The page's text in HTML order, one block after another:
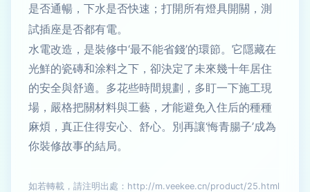
是否通暢，下水是否快速；打開所有燈具開關，測
試插座是否都有電。
水電改造，是裝修中‘最不能省錢’的環節。它隱藏在
光鮮的瓷磚和涂料之下，卻決定了未來幾十年居住
的安全與舒適。多花些時間規劃，多盯一下施工現
場，嚴格把關材料與工藝，才能避免入住后的種種
麻煩，真正住得安心、舒心。別再讓‘悔青腸子’成為
你裝修故事的結局。
如若轉載，請注明出處：http://m.veekee.cn/product/25.html